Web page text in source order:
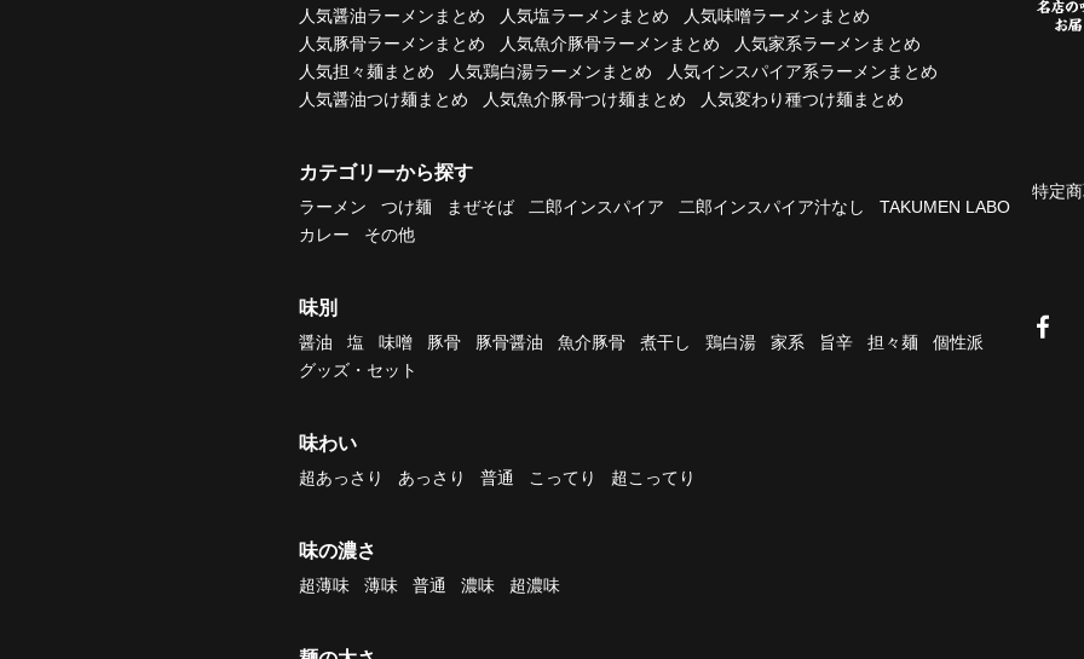
人気醤油ラーメンまとめ 人気塩ラーメンまとめ
人気味噌ラーメンまとめ
人気豚骨ラーメンまとめ
人気魚介豚骨ラーメンまとめ
人気家系ラーメンまとめ
人気担々麺まとめ
人気鶏白湯ラーメンまとめ
人気インスパイア系ラーメンまとめ
人気醤油つけ麺まとめ
人気魚介豚骨つけ麺まとめ 人気変わり種つけ麺まとめ
カテゴリーから探す
ラーメン つけ麺 まぜそば 二郎インスパイア 二郎インスパイア汁なし
TAKUMEN LABO
カレー
その他
味別
醤油 塩 味噌 豚骨 豚骨醤油 魚介豚骨 煮干し 鶏白湯 家系 旨辛 担々麺
個性派
グッズ・セット
味わい
超あっさり あっさり 普通 こってり 超こってり
味の濃さ
超薄味 薄味 普通 濃味 超濃味
特定